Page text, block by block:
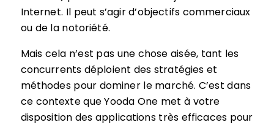
Internet. Il peut s’agir d’objectifs commerciaux
ou de la notoriété.
Mais cela n’est pas une chose aisée, tant les
concurrents déploient des stratégies et
méthodes pour dominer le marché. C’est dans
ce contexte que Yooda One met à votre
disposition des applications très efficaces pour